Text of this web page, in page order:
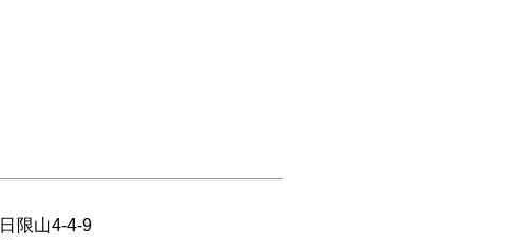
限山4-4-9